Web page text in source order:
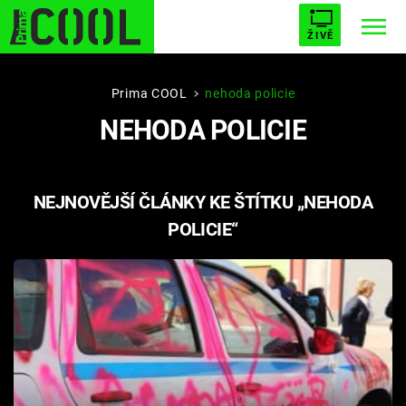
ŽIVĚ
STARHOUSE BUFFY, PŘEMOŽITELKA UPÍRŮ
PLNEJ KOTEL AVENGERS 5
Filmy
Seriály
Hry
Prima COOL nehoda policie
NEHODA POLICIE
NEJNOVĚJŠÍ ČLÁNKY KE ŠTÍTKU „NEHODA
POLICIE“